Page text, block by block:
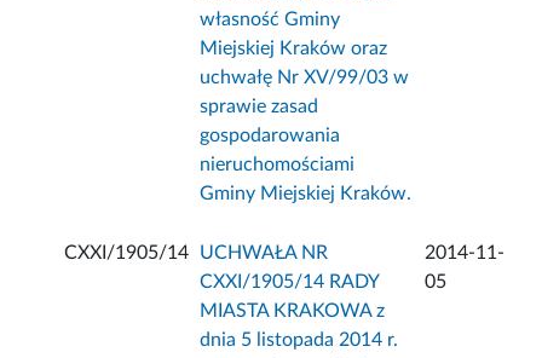
własność Gminy
Miejskiej Kraków oraz
uchwałę Nr XV/99/03 w
sprawie zasad
gospodarowania
nieruchomościami
Gminy Miejskiej Kraków.
CXXI/1905/14
UCHWAŁA NR
CXXI/1905/14 RADY
MIASTA KRAKOWA z
dnia 5 listopada 2014 r.
2014-11-
05